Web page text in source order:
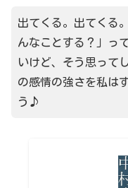
出てくる。出てくる
んなことする？」っ
いけど、そう思って
の感情の強さを私は
う♪